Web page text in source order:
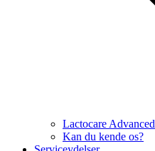
Lactocare Advanced
Kan du kende os?